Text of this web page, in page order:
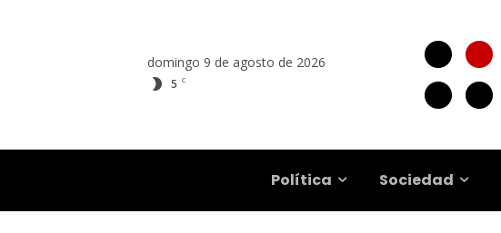
domingo 9 de agosto de 2026
5 C
Política Sociedad